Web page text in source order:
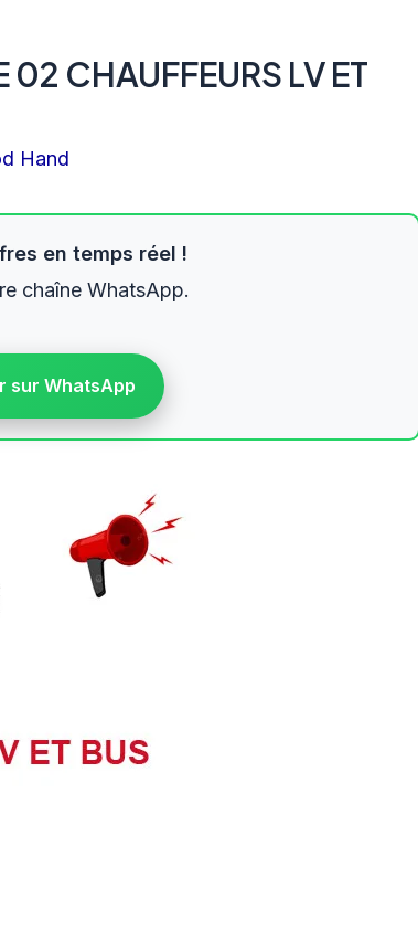
02 CHAUFFEURS LV ET
Hand
en temps réel !
chaîne WhatsApp.
sur WhatsApp